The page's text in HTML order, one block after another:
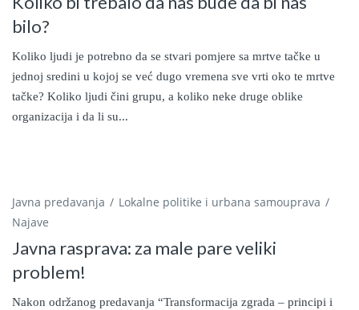
bilo?
Koliko ljudi je potrebno da se stvari pomjere sa mrtve tačke u
jednoj sredini u kojoj se već dugo vremena sve vrti oko te mrtve
tačke? Koliko ljudi čini grupu, a koliko neke druge oblike
organizacija i da li su...
Javna predavanja
Lokalne politike i urbana samouprava
Najave
Javna rasprava: za male pare veliki
problem!
Nakon održanog predavanja “Transformacija zgrada – principi i